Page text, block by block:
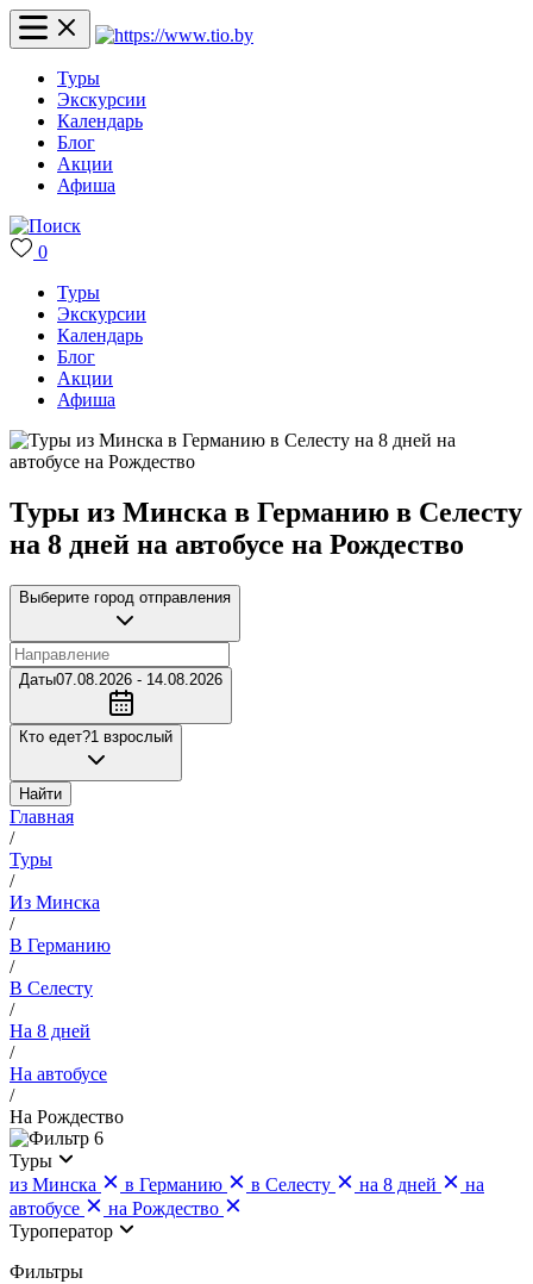
Туры
Экскурсии
Календарь
Блог
Акции
Афиша
0
Туры
Экскурсии
Календарь
Блог
Акции
Афиша
Туры из Минска в Германию в Селесту
на 8 дней на автобусе на Рождество
Выберите город отправления
Даты07.08.2026 - 14.08.2026
Кто едет?1 взрослый
Найти
Главная
/
Туры
/
Из Минска
/
В Германию
/
В Селесту
/
На 8 дней
/
На автобусе
/
На Рождество
6
Туры
из Минска
в Германию в Селесту на 8 дней
на
автобусе
на Рождество
Туроператор
Фильтры